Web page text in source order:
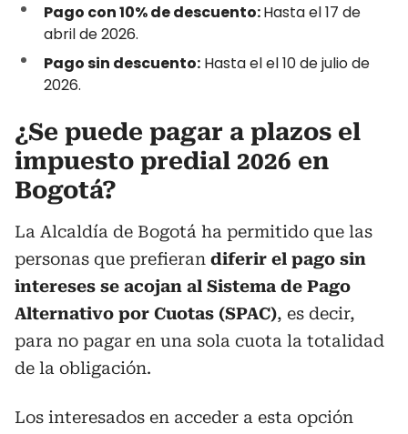
Pago con 10% de descuento:Hasta el 17 de
abril de 2026.
Pago sin descuento: Hasta el el 10 de julio de
2026.
¿Se puede pagar a plazos el
impuesto predial 2026 en
Bogotá?
La Alcaldía de Bogotá ha permitido que las
personas que prefieran diferir el pago sin
intereses se acojan al Sistema de Pago
Alternativo por Cuotas (SPAC), es decir,
para no pagar en una sola cuota la totalidad
de la obligación.
Los interesados en acceder a esta opción